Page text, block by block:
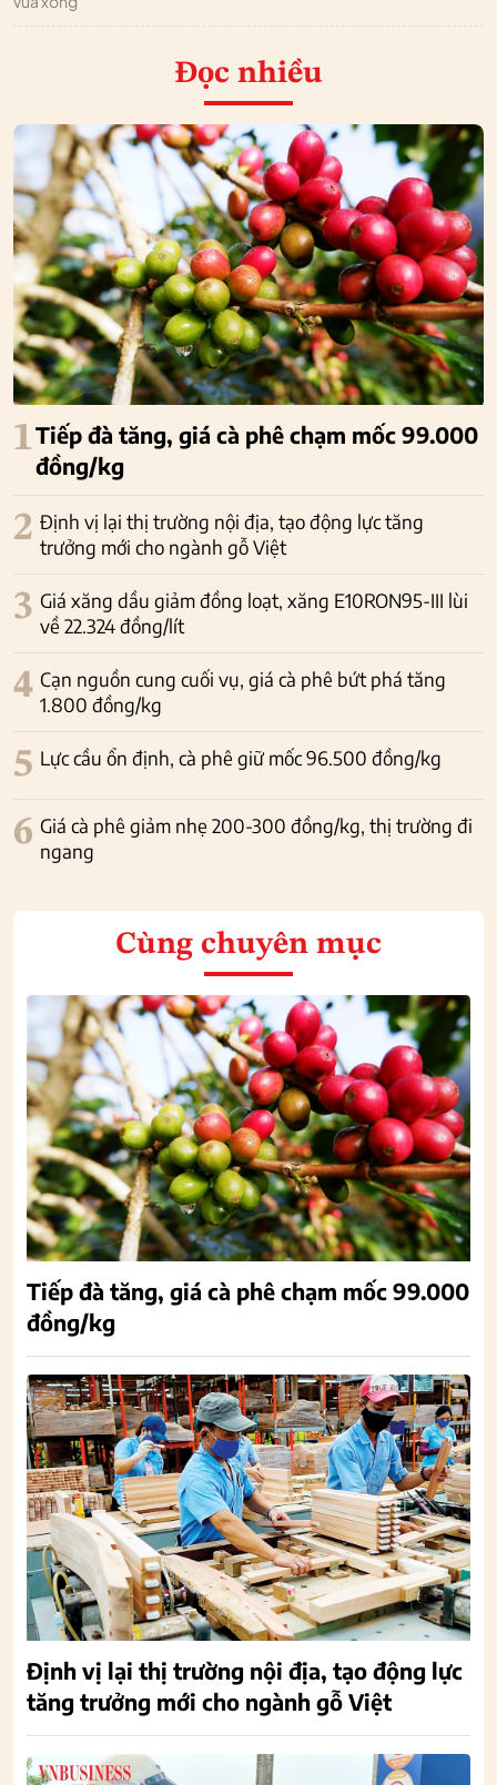
Đọc nhiều
1Tiếp đà tăng, giá cà phê chạm mốc 99.000
đồng/kg
2 Định vị lại thị trường nội địa, tạo động lực tăng
trưởng mới cho ngành gỗ Việt
3 Giá xăng dầu giảm đồng loạt, xăng E10RON95-III lùi
về 22.324 đồng/lít
4 Cạn nguồn cung cuối vụ, giá cà phê bứt phá tăng
1.800 đồng/kg
5 Lực cầu ổn định, cà phê giữ mốc 96.500 đồng/kg
6 Giá cà phê giảm nhẹ 200-300 đồng/kg, thị trường đi
ngang
Cùng chuyên mục
Tiếp đà tăng, giá cà phê chạm mốc 99.000
đồng/kg
Định vị lại thị trường nội địa, tạo động lực
tăng trưởng mới cho ngành gỗ Việt